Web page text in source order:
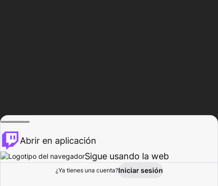
Explorar Actividad
Abrir en aplicación
Sigue usando la web
¿Ya tienes una cuenta?Iniciar sesión